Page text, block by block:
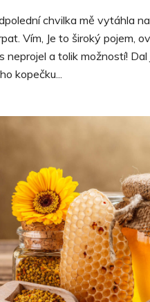
chvilka mě vytáhla
Vím, Je to široký pojem,
neprojel a tolik možností!
kopečku...